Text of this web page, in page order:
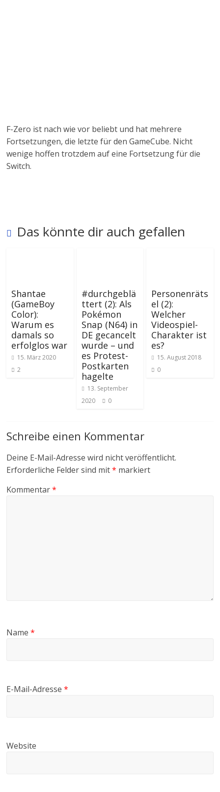
F-Zero ist nach wie vor beliebt und hat mehrere
Fortsetzungen, die letzte für den GameCube. Nicht
wenige hoffen trotzdem auf eine Fortsetzung für die
Switch.
Das könnte dir auch gefallen
Shantae
(GameBoy
Color):
Warum es
damals so
erfolglos war
15. März 2020
2
#durchgeblä
ttert (2): Als
Pokémon
Snap (N64) in
DE gecancelt
wurde – und
es Protest-
Postkarten
hagelte
13. September
2020
0
Personenräts
el (2):
Welcher
Videospiel-
Charakter ist
es?
15. August 2018
0
Schreibe einen Kommentar
Deine E-Mail-Adresse wird nicht veröffentlicht.
Erforderliche Felder sind mit* markiert
Kommentar*
Name*
E-Mail-Adresse*
Website